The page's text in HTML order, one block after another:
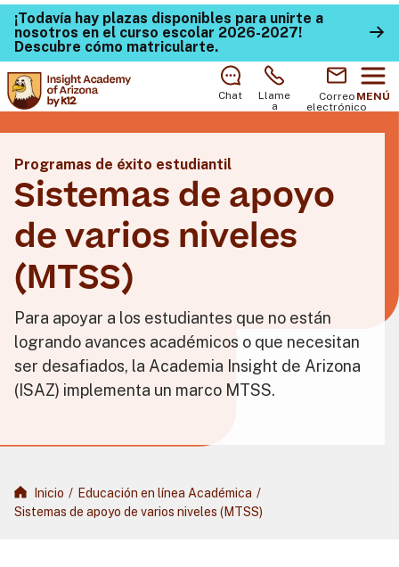
¡Todavía hay plazas disponibles para unirte a
nosotros en el curso escolar 2026-2027!
Descubre cómo matricularte.
Chat
Llame
a
Correo
electrónico
MENÚ
Programas de éxito estudiantil
Sistemas de apoyo
de varios niveles
(MTSS)
Para apoyar a los estudiantes que no están
logrando avances académicos o que necesitan
ser desafiados, la Academia Insight de Arizona
(ISAZ) implementa un marco MTSS.
Inicio / Educación en línea Académica /
Sistemas de apoyo de varios niveles (MTSS)